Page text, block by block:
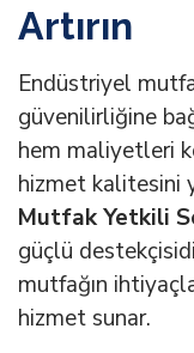
Artırın
Endüstriyel
güvenilirliğine
hem maliyetleri
hizmet kalitesini
Mutfak Yetkili
güçlü
mutfağın
hizmet sunar.